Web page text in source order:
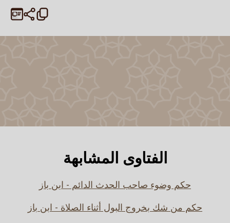
الفتاوى المشابهة
حكم وضوء صاحب الحدث الدائم - ابن باز
حكم من شك بخروج البول أثناء الصلاة - ابن باز